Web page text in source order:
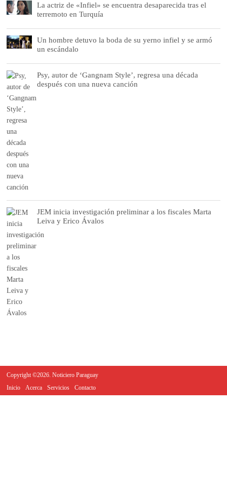
La actriz de «Infiel» se encuentra desaparecida tras el
terremoto en Turquía
Un hombre detuvo la boda de su yerno infiel y se armó
un escándalo
Psy, autor de ‘Gangnam Style’, regresa una década
después con una nueva canción
JEM inicia investigación preliminar a los fiscales Marta
Leiva y Erico Ávalos
Copyright ©2026. Noticiero Paraguay
Inicio
Acerca Servicios Contacto